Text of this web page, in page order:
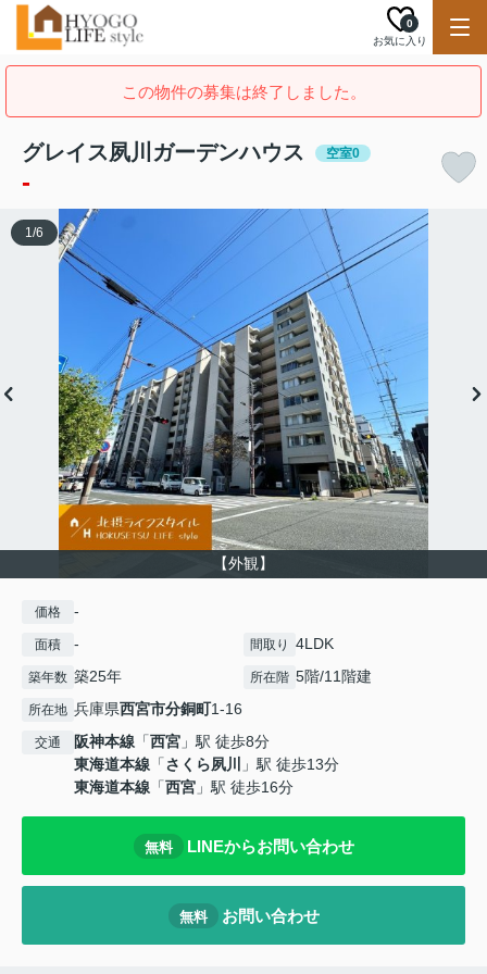
お気に入り
0
この物件の募集は終了しました。
グレイス夙川ガーデンハウス 空室0
-
【外観】
1/6
価格 -
面積 - 間取り 4LDK
築年数 築25年 所在階 5階/11階建
所在地 兵庫県西宮市分銅町1-16
交通 阪神本線 「西宮 」駅 徒歩8分
東海道本線 「さくら夙川
」駅 徒歩13分
東海道本線 「西宮 」駅 徒歩16分
無料 LINEからお問い合わせ
無料 お問い合わせ